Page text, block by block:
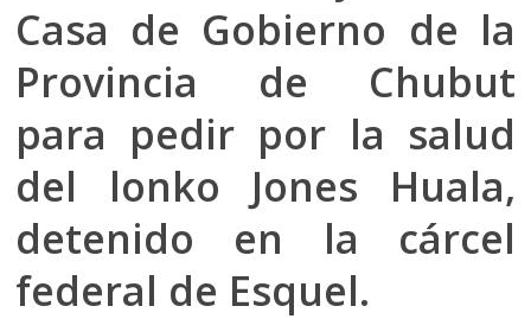
Casa de Gobierno de la
Provincia de Chubut
para pedir por la salud
del lonko Jones Huala,
detenido en la cárcel
federal de Esquel.